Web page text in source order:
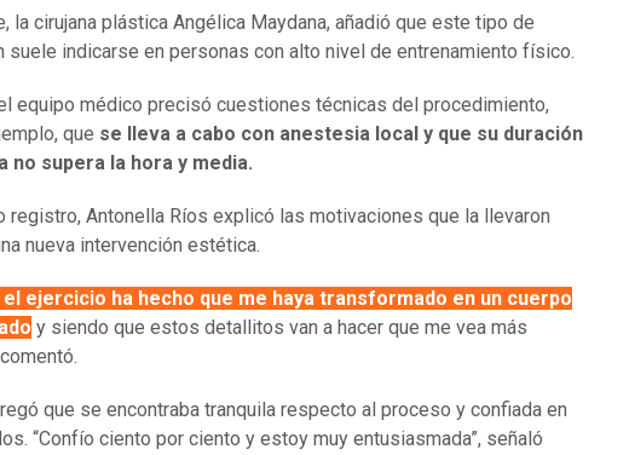
la cirujana plástica Angélica Maydana, añadió que este tipo de
suele indicarse en personas con alto nivel de entrenamiento físico.
equipo médico precisó cuestiones técnicas del procedimiento,
que se lleva a cabo con anestesia local y que su duración
no supera la hora y media.
registro, Antonella Ríos explicó las motivaciones que la llevaron
nueva intervención estética.
el ejercicio ha hecho que me haya transformado en un cuerpo
y siendo que estos detallitos van a hacer que me vea más
que se encontraba tranquila respecto al proceso y confiada en
“Confío ciento por ciento y estoy muy entusiasmada”, señaló